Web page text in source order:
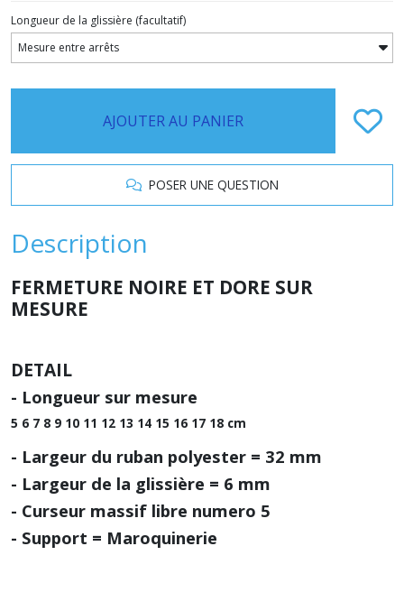
Longueur de la glissière (facultatif)
AJOUTER AU PANIER
POSER UNE QUESTION
Description
FERMETURE NOIRE ET DORE SUR
MESURE
DETAIL
- Longueur sur mesure
5 6 7 8 9 10 11 12 13 14 15 16 17 18 cm
- Largeur du ruban polyester = 32 mm
- Largeur de la glissière = 6 mm
- Curseur massif libre numero 5
- Support = Maroquinerie